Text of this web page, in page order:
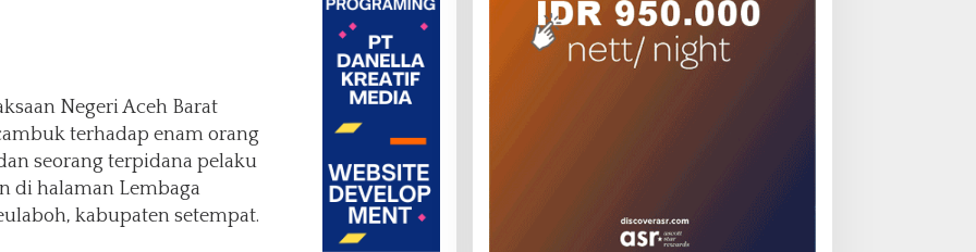
Negeri Aceh Barat
terhadap enam orang
seorang terpidana pelaku
di halaman Lembaga
kabupaten setempat.